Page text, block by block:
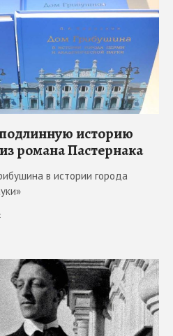
историю
романа Пастернака
в истории города